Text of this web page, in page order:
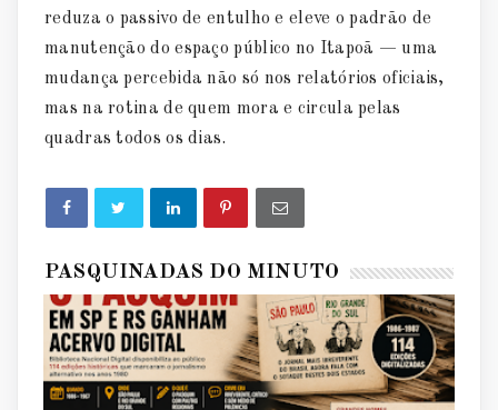
reduza o passivo de entulho e eleve o padrão de
manutenção do espaço público no Itapoã — uma
mudança percebida não só nos relatórios oficiais,
mas na rotina de quem mora e circula pelas
quadras todos os dias.
PASQUINADAS DO MINUTO